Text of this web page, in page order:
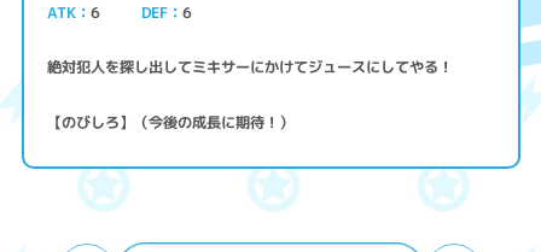
ATK 6 DEF 6
絶対犯人を探し出してミキサーにかけてジュースにしてやる！
【のびしろ】（今後の成長に期待！）